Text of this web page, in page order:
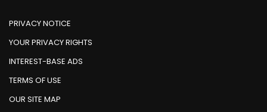
PRIVACY NOTICE
YOUR PRIVACY RIGHTS
INTEREST-BASE ADS
TERMS OF USE
OUR SITE MAP